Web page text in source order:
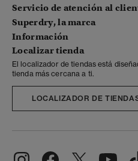
Servicio de atención al
Superdry, la marca
Información
Localizar tienda
El localizador de tiendas está
tienda más cercana a ti.
LOCALIZADOR DE